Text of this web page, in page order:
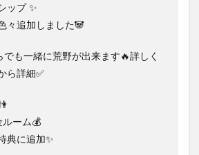
ップ ✨
々追加しました🐼
でも一緒に荒野が出来ます🔥詳しく
ら詳細✅
ルーム💰
典に追加✨